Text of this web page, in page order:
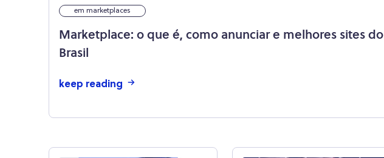
em marketplaces
Marketplace: o que é, como anunciar e melhores sites do
Brasil
keep reading